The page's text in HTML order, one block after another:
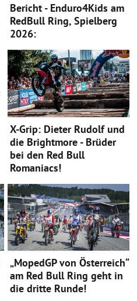
Bericht - Enduro4Kids am
RedBull Ring, Spielberg
2026:
X-Grip: Dieter Rudolf und
die Brightmore - Brüder
bei den Red Bull
Romaniacs!
„MopedGP von Österreich“
am Red Bull Ring geht in
die dritte Runde!